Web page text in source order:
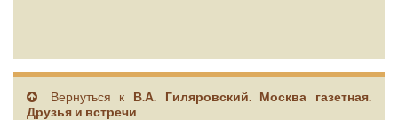
Вернуться к В.А. Гиляровский. Москва газетная.
Друзья и встречи